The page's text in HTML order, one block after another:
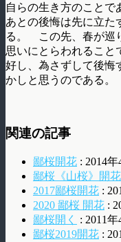
自らの生き方のこと
あとの後悔は先に立た
る。 この先、春が巡
思いにとらわれるこ
好し、為さずして後悔
かしと思うのである。
関連の記事
鄙桜開花 : 2014年
鄙桜《山桜》開花
2017鄙桜開花 :
2020 鄙桜 開花 :
鄙桜開く
: 2011年
鄙桜2019開花 :